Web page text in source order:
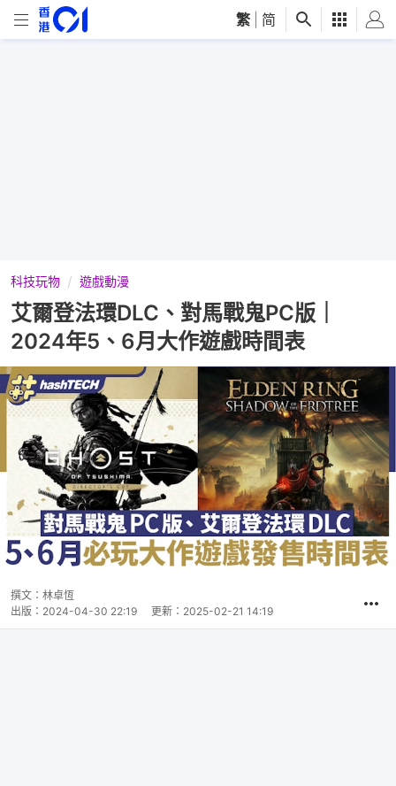
繁 简
科技玩物 遊戲動漫
艾爾登法環DLC、對馬戰鬼PC版｜
2024年5、6月大作遊戲時間表
撰文： 林卓恆
出版： 2024-04-30 22:19 更新： 2025-02-21 14:19